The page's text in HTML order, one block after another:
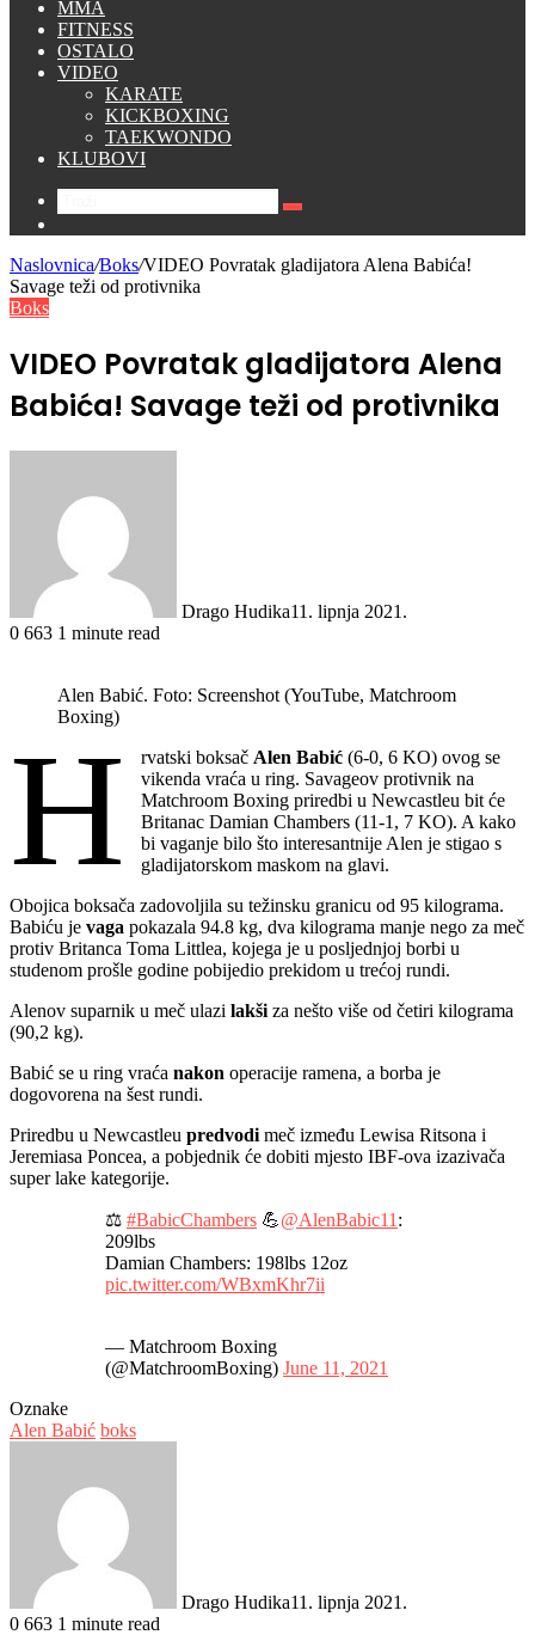
MMA
FITNESS
OSTALO
VIDEO
KARATE
KICKBOXING
TAEKWONDO
KLUBOVI
Traži
Naslovnica/Boks/VIDEO Povratak gladijatora Alena Babića!
Savage teži od protivnika
Boks
VIDEO Povratak gladijatora Alena
Babića! Savage teži od protivnika
Drago Hudika11. lipnja 2021.
0 663 1 minute read
Alen Babić. Foto: Screenshot (YouTube, Matchroom
Boxing)
H rvatski boksač Alen Babić (6-0, 6 KO) ovog se
vikenda vraća u ring. Savageov protivnik na
Matchroom Boxing priredbi u Newcastleu bit će
Britanac Damian Chambers (11-1, 7 KO). A kako
bi vaganje bilo što interesantnije Alen je stigao s
gladijatorskom maskom na glavi.
Obojica boksača zadovoljila su težinsku granicu od 95 kilograma.
Babiću je vaga pokazala 94.8 kg, dva kilograma manje nego za meč
protiv Britanca Toma Littlea, kojega je u posljednjoj borbi u
studenom prošle godine pobijedio prekidom u trećoj rundi.
Alenov suparnik u meč ulazi lakši za nešto više od četiri kilograma
(90,2 kg).
Babić se u ring vraća nakon operacije ramena, a borba je
dogovorena na šest rundi.
Priredbu u Newcastleu predvodi meč između Lewisa Ritsona i
Jeremiasa Poncea, a pobjednik će dobiti mjesto IBF-ova izazivača
super lake kategorije.
⚖️ #BabicChambers 💪@AlenBabic11 :
209lbs
Damian Chambers: 198lbs 12oz
pic.twitter.com/WBxmKhr7ii
— Matchroom Boxing
(@MatchroomBoxing) June 11, 2021
Oznake
Alen Babić boks
Drago Hudika11. lipnja 2021.
0 663 1 minute read